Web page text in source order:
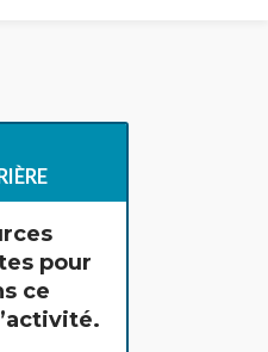
pour
ce